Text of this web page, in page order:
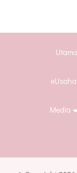
Utama
Media